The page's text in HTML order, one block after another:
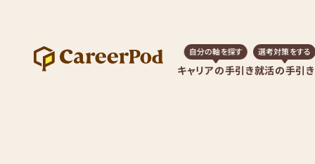
キャリアの手引き
自分の軸を探す
就活の手引き
選考対策をする